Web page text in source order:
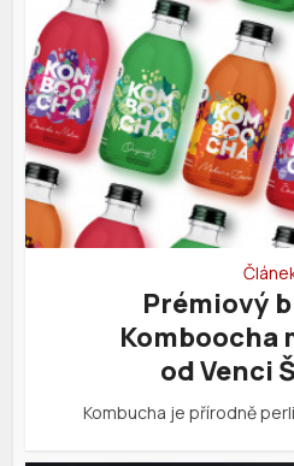
Prémiový
Komboocha
od Venci
Kombucha je přírodně